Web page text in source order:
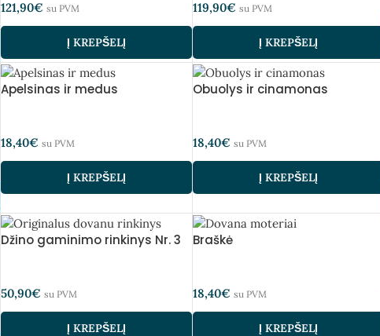
121,90€ su PVM
Į KREPŠELĮ
119,90€ su PVM
Į KREPŠELĮ
Apelsinas ir medus
18,40€ su PVM
Į KREPŠELĮ
Obuolys ir cinamonas
18,40€ su PVM
Į KREPŠELĮ
Džino gaminimo rinkinys Nr. 3
50,90€ su PVM
Į KREPŠELĮ
Braškė
18,40€ su PVM
Į KREPŠELĮ